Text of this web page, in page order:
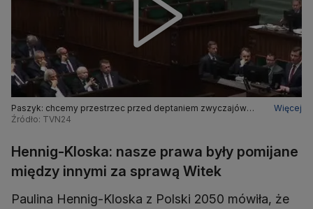
Paszyk: chcemy przestrzec przed deptaniem zwyczajów
parlamentarnych
Więcej
Źródło: TVN24
Hennig-Kloska: nasze prawa były pomijane
między innymi za sprawą Witek
Paulina Hennig-Kloska z Polski 2050 mówiła, że